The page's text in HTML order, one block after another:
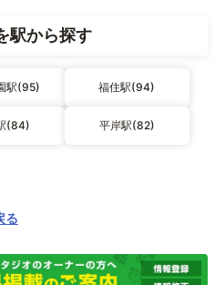
駅から探す
駅(95) 福住駅(94)
(84) 平岸駅(82)
る